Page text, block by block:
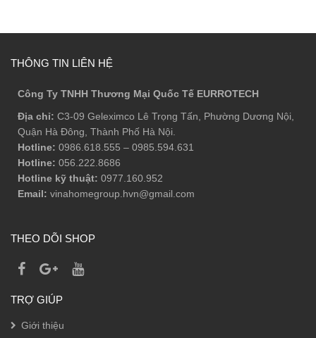
THÔNG TIN LIÊN HỆ
Công Ty TNHH Thương Mại Quốc Tế EURROTECH
Địa chỉ: C3-09 Geleximco Lê Trọng Tấn, Phường Dương Nội,
Quận Hà Đông, Thành Phố Hà Nội.
Hotline: 0986.618.555 – 0985.594.631
Hotline: 056.222.8686
Hotline kỹ thuật: 0977.160.952
Email: vinahomegroup.hvn@gmail.com
THEO DÕI SHOP
TRỢ GIÚP
Giới thiệu